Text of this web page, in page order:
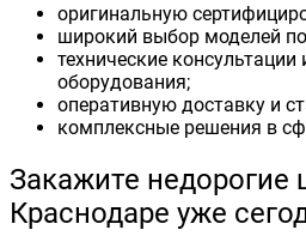
оригинальную
широкий выбор моделей
технические
оборудования;
оперативную доставку и
комплексные решения в
Закажите
Краснодаре уже